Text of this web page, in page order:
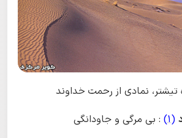
تیشتر، نمادی از رحمت خداوند
(1)
: بی مرگی و جاودانگی